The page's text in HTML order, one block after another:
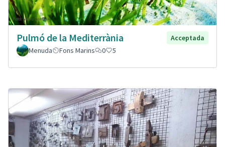
Pulmó de la Mediterrània
Acceptada
Menuda
Fons Marins 0 5